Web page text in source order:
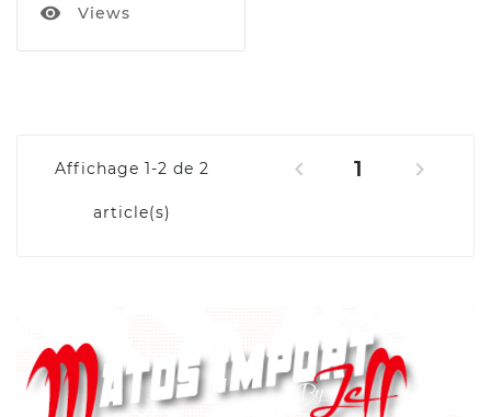
visibility Views
Affichage 1-2 de 2
article(s)
 1 